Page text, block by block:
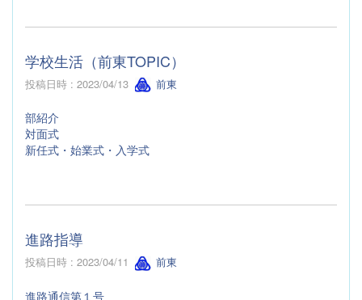
学校生活（前東TOPIC）
投稿日時 : 2023/04/13 前東
部紹介
対面式
新任式・始業式・入学式
進路指導
投稿日時 : 2023/04/11 前東
進路通信第１号